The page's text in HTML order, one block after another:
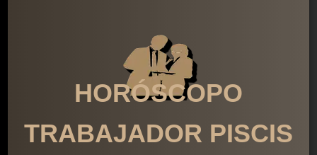
HORÓSCOPO
TRABAJADOR PISCIS